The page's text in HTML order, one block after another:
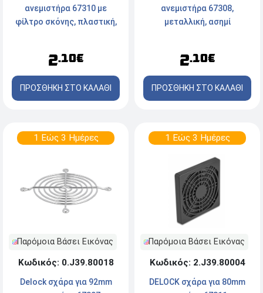
ανεμιστήρα 67310 με
φίλτρο σκόνης, πλαστική,
2.10€
ΠΡΟΣΘΗΚΗ ΣΤΟ ΚΑΛΑΘΙ
ανεμιστήρα 67308,
μεταλλική, ασημί
2.10€
ΠΡΟΣΘΗΚΗ ΣΤΟ ΚΑΛΑΘΙ
1 Εώς 3 Ημέρες
Παρόμοια Βάσει Εικόνας
Κωδικός: 0.J39.80018
Delock σχάρα για 92mm
1 Εώς 3 Ημέρες
Παρόμοια Βάσει Εικόνας
Κωδικός: 2.J39.80004
DELOCK σχάρα για 80mm